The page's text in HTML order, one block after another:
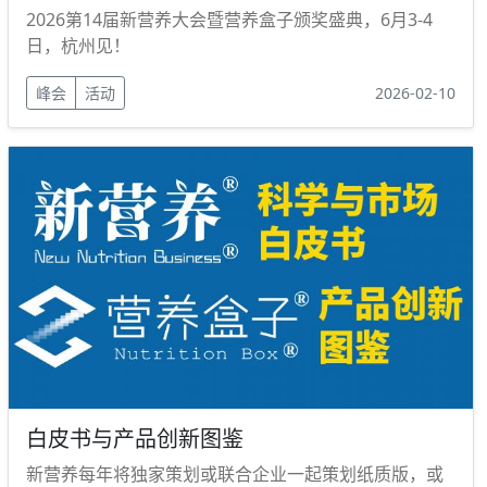
2026第14届新营养大会暨营养盒子颁奖盛典，6月3-4
日，杭州见！
峰会 活动 2026-02-10
白皮书与产品创新图鉴
新营养每年将独家策划或联合企业一起策划纸质版，或